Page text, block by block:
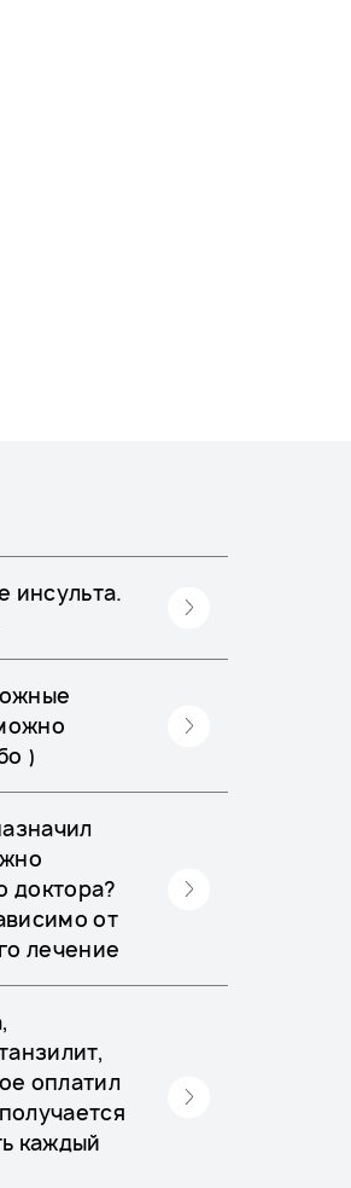
инсульта.
)
доктора?
от
лечение
оплатил
каждый